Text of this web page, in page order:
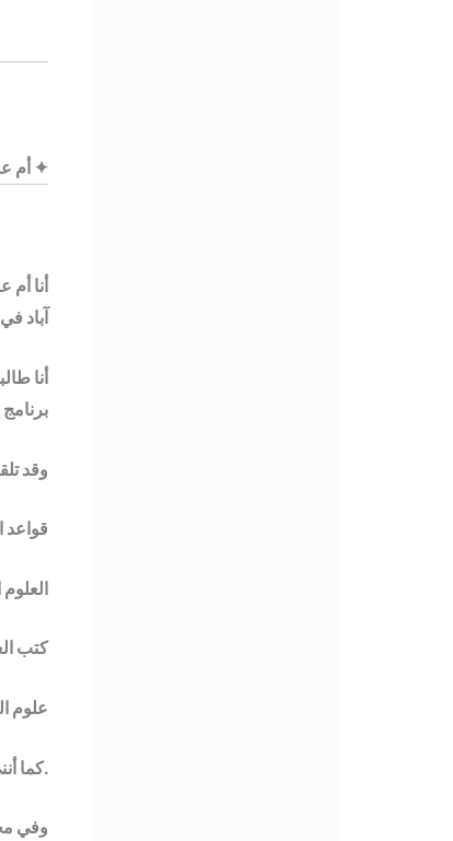
✦ أم
أنا
آباد
أنا
وقد
قواعد
كتب
علوم
كما أنني حاصلة على شهادة البكالوريوس في إدارة الأعمال (تقنية المعلومات).